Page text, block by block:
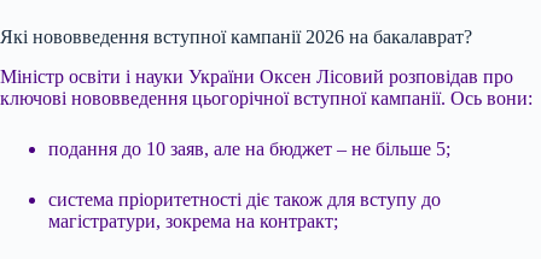
Які нововведення вступної кампанії 2026 на бакалаврат?
Міністр освіти і науки України Оксен Лісовий розповідав про
ключові нововведення цьогорічної вступної кампанії. Ось вони:
подання до 10 заяв, але на бюджет – не більше 5;
система пріоритетності діє також для вступу до
магістратури, зокрема на контракт;